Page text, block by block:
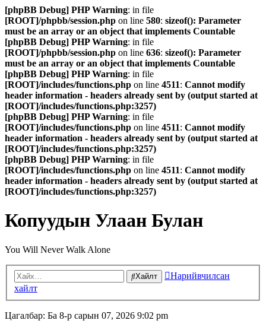
[phpBB Debug] PHP Warning: in file
[ROOT]/phpbb/session.php on line 580: sizeof(): Parameter
must be an array or an object that implements Countable
[phpBB Debug] PHP Warning: in file
[ROOT]/phpbb/session.php on line 636: sizeof(): Parameter
must be an array or an object that implements Countable
[phpBB Debug] PHP Warning: in file
[ROOT]/includes/functions.php on line 4511: Cannot modify
header information - headers already sent by (output started at
[ROOT]/includes/functions.php:3257)
[phpBB Debug] PHP Warning: in file
[ROOT]/includes/functions.php on line 4511: Cannot modify
header information - headers already sent by (output started at
[ROOT]/includes/functions.php:3257)
[phpBB Debug] PHP Warning: in file
[ROOT]/includes/functions.php on line 4511: Cannot modify
header information - headers already sent by (output started at
[ROOT]/includes/functions.php:3257)
Копуудын Улаан Булан
You Will Never Walk Alone
Хайлт
Нарийвчилсан
хайлт
Цагалбар: Ба 8-р сарын 07, 2026 9:02 pm